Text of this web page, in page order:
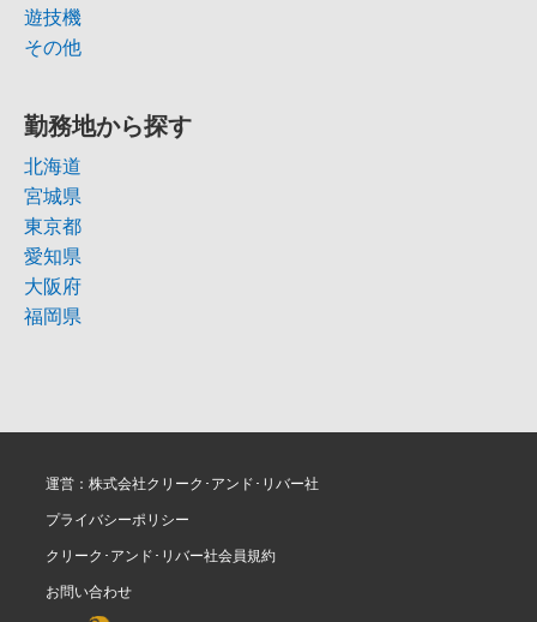
遊技機
その他
勤務地から探す
北海道
宮城県
東京都
愛知県
大阪府
福岡県
運営：株式会社クリーク･アンド･リバー社
プライバシーポリシー
クリーク･アンド･リバー社会員規約
お問い合わせ